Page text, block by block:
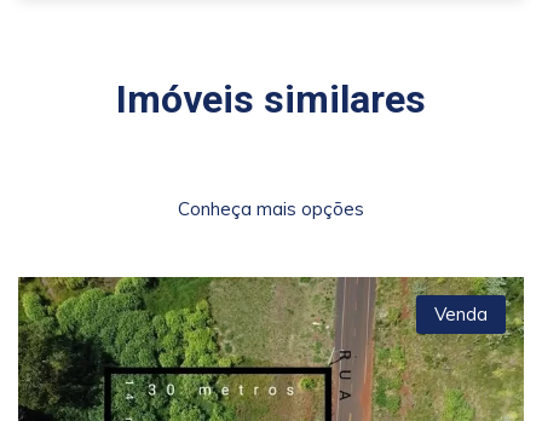
Imóveis similares
Conheça mais opções
Venda